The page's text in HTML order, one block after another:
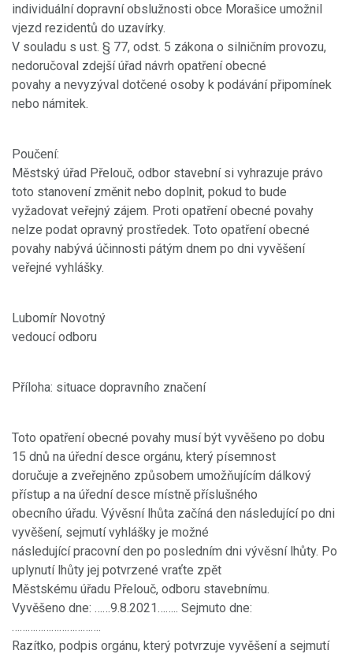
individuální dopravní obslužnosti obce Morašice umožnil
vjezd rezidentů do uzavírky.
V souladu s ust. § 77, odst. 5 zákona o silničním provozu,
nedoručoval zdejší úřad návrh opatření obecné
povahy a nevyzýval dotčené osoby k podávání připomínek
nebo námitek.
Poučení:
Městský úřad Přelouč, odbor stavební si vyhrazuje právo
toto stanovení změnit nebo doplnit, pokud to bude
vyžadovat veřejný zájem. Proti opatření obecné povahy
nelze podat opravný prostředek. Toto opatření obecné
povahy nabývá účinnosti pátým dnem po dni vyvěšení
veřejné vyhlášky.
Lubomír Novotný
vedoucí odboru
Příloha: situace dopravního značení
Toto opatření obecné povahy musí být vyvěšeno po dobu
15 dnů na úřední desce orgánu, který písemnost
doručuje a zveřejněno způsobem umožňujícím dálkový
přístup a na úřední desce místně příslušného
obecního úřadu. Vývěsní lhůta začíná den následující po dni
vyvěšení, sejmutí vyhlášky je možné
následující pracovní den po posledním dni vývěsní lhůty. Po
uplynutí lhůty jej potvrzené vraťte zpět
Městskému úřadu Přelouč, odboru stavebnímu.
Vyvěšeno dne: ……9.8.2021…….. Sejmuto dne:
…………………………….
Razítko, podpis orgánu, který potvrzuje vyvěšení a sejmutí